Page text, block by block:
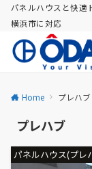
パネルハウスと快適
横浜市に対応
Home プレハブ
プレハブ
パネルハウス(プレ